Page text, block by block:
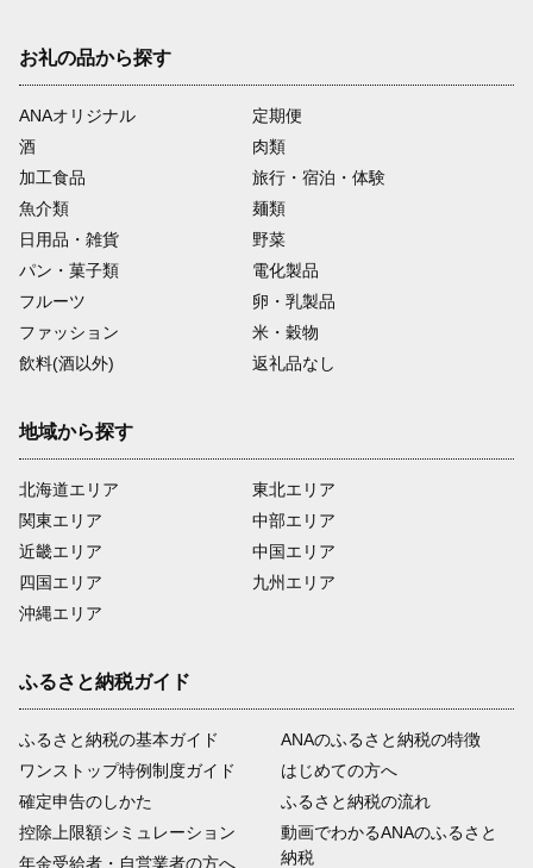
お礼の品から探す
ANAオリジナル
定期便
酒
肉類
加工食品
旅行・宿泊・体験
魚介類
麺類
日用品・雑貨
野菜
パン・菓子類
電化製品
フルーツ
卵・乳製品
ファッション
米・穀物
飲料(酒以外)
返礼品なし
地域から探す
北海道エリア
関東エリア
近畿エリア
四国エリア
沖縄エリア
東北エリア
中部エリア
中国エリア
九州エリア
ふるさと納税ガイド
ふるさと納税の基本ガイド
ワンストップ特例制度ガイド
確定申告のしかた
控除上限額シミュレーション
年金受給者・自営業者の方へ
ANAのふるさと納税の特徴
はじめての方へ
ふるさと納税の流れ
動画でわかるANAのふるさと
納税